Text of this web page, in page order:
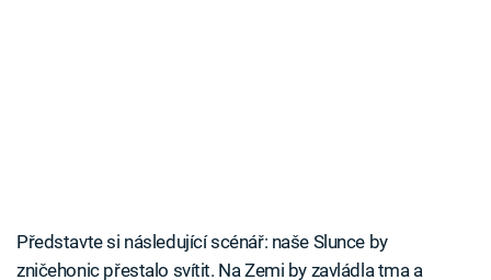
Představte si následující scénář: naše Slunce by
zničehonic přestalo svítit. Na Zemi by zavládla tma a